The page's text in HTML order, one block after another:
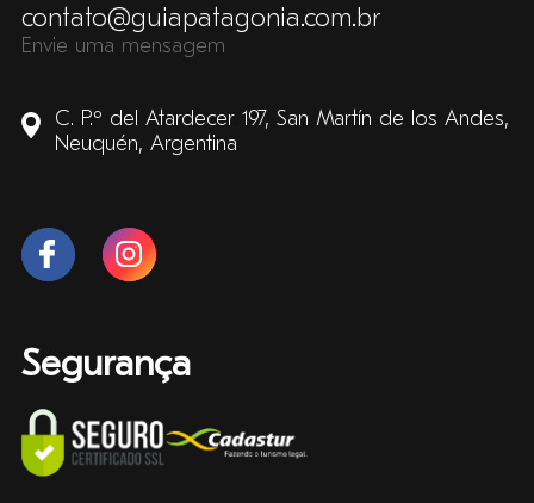
contato@guiapatagonia.com.br
Envie uma mensagem
C. P.º del Atardecer 197, San Martín de los Andes,
Neuquén, Argentina
Segurança